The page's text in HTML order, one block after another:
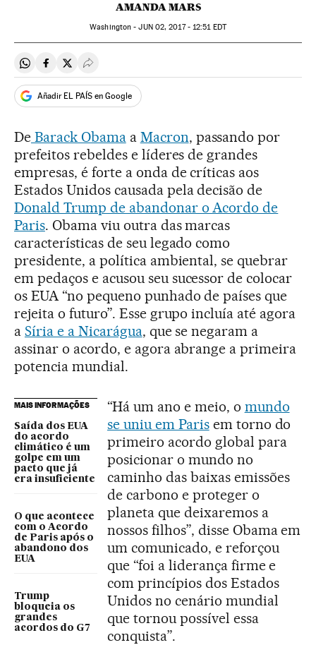
AMANDA MARS
Washington -JUN02, 2017 - 12:51EDT
Compartir en Whatsapp
Compartir en Facebook
Compartir en Twitter
Desplegar Redes Sociales
Añadir EL PAÍS en Google
DeBarack Obamaa Macron, passando por
prefeitos rebeldes e líderes de grandes
empresas, é forte a onda de críticas aos
Estados Unidos causada pela decisão de
Donald Trump de abandonar o Acordo de
Paris. Obama viu outra das marcas
características de seu legado como
presidente, a política ambiental, se quebrar
em pedaços e acusou seu sucessor de colocar
os EUA “no pequeno punhado de países que
rejeita o futuro”. Esse grupo incluía até agora
a Síria e a Nicarágua, que se negaram a
assinar o acordo, e agora abrange a primeira
potencia mundial.
MAIS INFORMAÇÕES
Saída dos EUA
do acordo
climático é um
golpe em um
pacto que já
era insuficiente
O que acontece
com o Acordo
de Paris após o
abandono dos
EUA
Trump
bloqueia os
grandes
acordos do G7
“Há um ano e meio, o mundo
se uniu em Parisem torno do
primeiro acordo global para
posicionar o mundo no
caminho das baixas emissões
de carbono e proteger o
planeta que deixaremos a
nossos filhos”, disse Obama em
um comunicado, e reforçou
que “foi a liderança firme e
com princípios dos Estados
Unidos no cenário mundial
que tornou possível essa
conquista”.